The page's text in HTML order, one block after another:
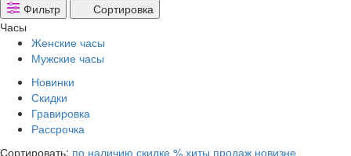
Фильтр
Сортировка
Часы
Женские часы
Мужские часы
Новинки
Скидки
Гравировка
Рассрочка
Сортировать: по наличию скидке % хиты продаж новизне